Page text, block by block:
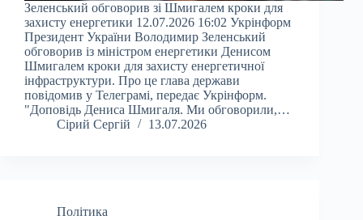
Зеленський обговорив зі Шмигалем кроки для
захисту енергетики 12.07.2026 16:02 Укрінформ
Президент України Володимир Зеленський
обговорив із міністром енергетики Денисом
Шмигалем кроки для захисту енергетичної
інфраструктури. Про це глава держави
повідомив у Телеграмі, передає Укрінформ.
"Доповідь Дениса Шмигаля. Ми обговорили,…
Сірий Сергій
13.07.2026
Політика